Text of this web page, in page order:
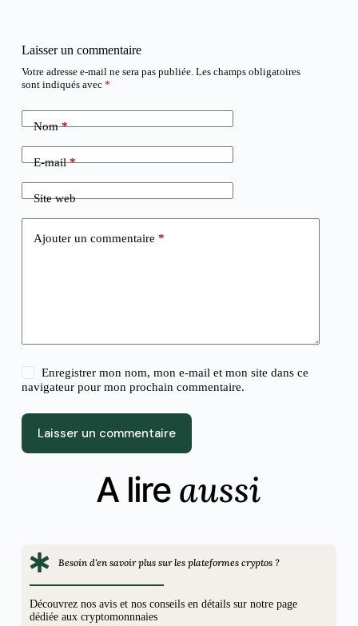
Laisser un commentaire
Votre adresse e-mail ne sera pas publiée. Les champs obligatoires
sont indiqués avec *
Nom*
E-mail*
Site web
Ajouter un commentaire *
Enregistrer mon nom, mon e-mail et mon site dans ce
navigateur pour mon prochain commentaire.
Laisser un commentaire
A lire aussi
Besoin d'en savoir plus sur les plateformes cryptos ?
Découvrez nos avis et nos conseils en détails sur notre page
dédiée aux cryptomonnnaies